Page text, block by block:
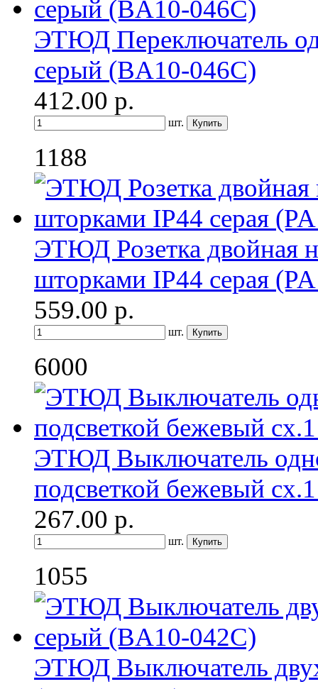
ЭТЮД Переключатель
серый (BA10-046C)
412.00 р.
шт.
1188
ЭТЮД Розетка двойная
шторками IP44 серая
559.00 р.
шт.
6000
ЭТЮД Выключатель
подсветкой бежевый
267.00 р.
шт.
1055
ЭТЮД Выключатель